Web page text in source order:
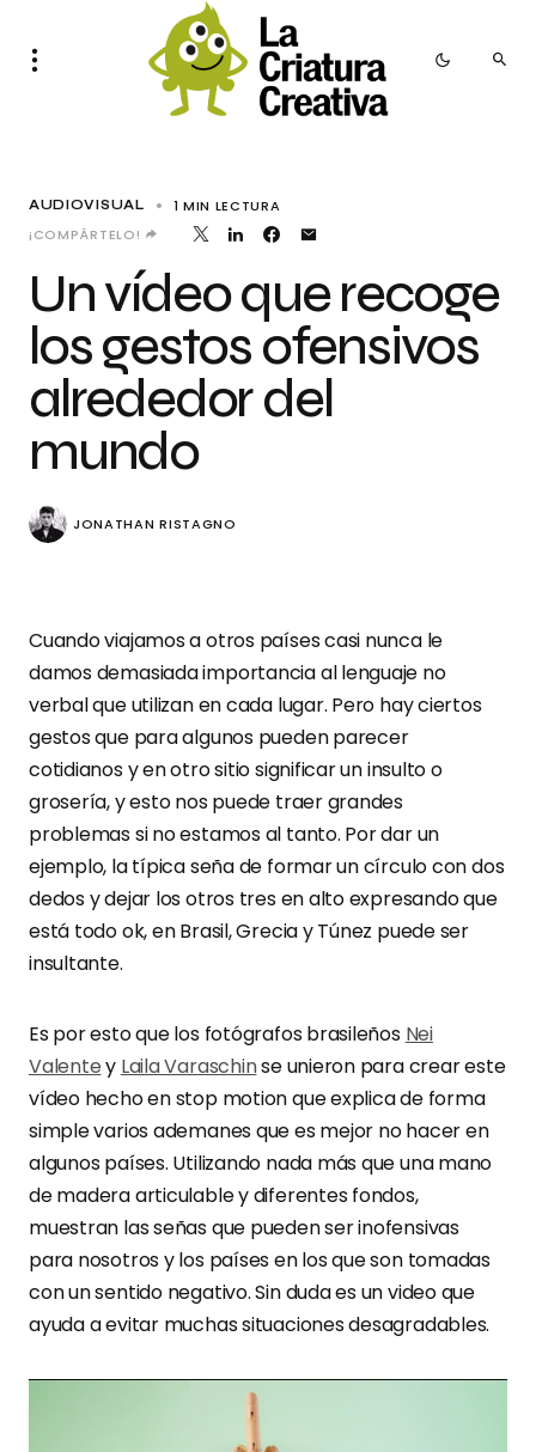
AUDIOVISUAL
1 MIN LECTURA
¡COMPÁRTELO!
Un vídeo que recoge
los gestos ofensivos
alrededor del
mundo
JONATHAN RISTAGNO
Cuando viajamos a otros países casi nunca le
damos demasiada importancia al lenguaje no
verbal que utilizan en cada lugar. Pero hay ciertos
gestos que para algunos pueden parecer
cotidianos y en otro sitio significar un insulto o
grosería, y esto nos puede traer grandes
problemas si no estamos al tanto. Por dar un
ejemplo, la típica seña de formar un círculo con dos
dedos y dejar los otros tres en alto expresando que
está todo ok, en Brasil, Grecia y Túnez puede ser
insultante.
Es por esto que los fotógrafos brasileños Nei
Valentey Laila Varaschinse unieron para crear este
vídeo hecho en stop motion que explica de forma
simple varios ademanes que es mejor no hacer en
algunos países. Utilizando nada más que una mano
de madera articulable y diferentes fondos,
muestran las señas que pueden ser inofensivas
para nosotros y los países en los que son tomadas
con un sentido negativo. Sin duda es un video que
ayuda a evitar muchas situaciones desagradables.